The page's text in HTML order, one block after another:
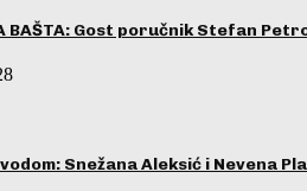
BAŠTA: Gost poručnik Stefan
Snežana Aleksić i Nevena